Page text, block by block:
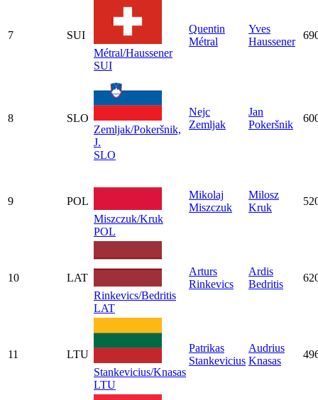
7
SUI
Métral/Haussener
SUI
Quentin
Métral
Yves
Haussener
8
SLO
Zemljak/Pokeršnik,
J.
SLO
Nejc
Zemljak
Jan
Pokeršnik
9
POL
Miszczuk/Kruk
POL
Mikolaj
Miszczuk
Milosz
Kruk
10
LAT
Rinkevics/Bedritis
LAT
Arturs
Rinkevics
Ardis
Bedritis
11
LTU
Stankevicius/Knasas
LTU
Patrikas
Stankevicius
Audrius
Knasas